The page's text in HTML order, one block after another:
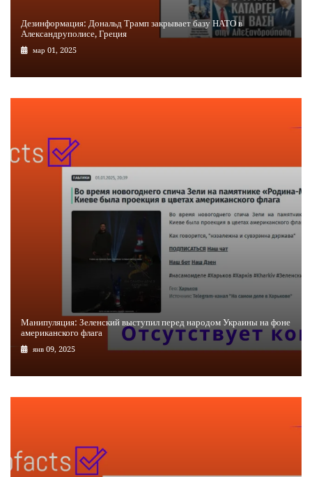
Дезинформация: Дональд Трамп закрывает базу НАТО в
Александруполисе, Греция
мар 01, 2025
Манипуляция: Зеленский выступил перед народом Украины на фоне
американского флага
янв 09, 2025